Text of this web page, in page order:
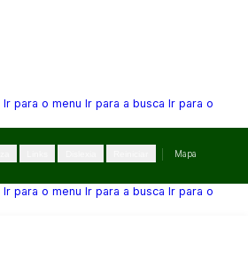
Ir para o menu Ir para a busca Ir para o
Mapa
Ir para o menu Ir para a busca Ir para o